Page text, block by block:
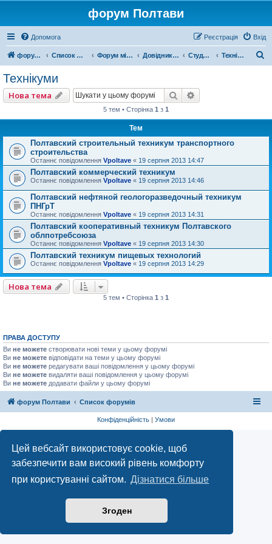
Цей вебсайт використовує cookie, щоб
забезпечити вам високий рівень комфорту
при користуванні сайтом. Дізнатися більше
Згоден
форум Полтави
Допомога Вхід
Реєстрація
форум Полтави Список форумів Форум міста Полтава Довідник Полтави Студентський форум Технікуми
Технікуми
Нова тема Пошук
5 тем • Сторінка 1 з 1
Тем
Полтавский строительный техникум транспортного
строительства
Останнє повідомлення Vpoltave « 19 серпня 2013 14:47
Полтавский коммерческий техникум
Останнє повідомлення Vpoltave « 19 серпня 2013 14:46
Полтавский нефтяной геологоразведочный техникум
ПНГрТ
Останнє повідомлення Vpoltave « 19 серпня 2013 14:31
Полтавский кооперативный техникум Полтавского
облпотребсоюза
Останнє повідомлення Vpoltave « 19 серпня 2013 14:30
Полтавский техникум пищевых технологий
Останнє повідомлення Vpoltave « 19 серпня 2013 14:29
Нова тема
5 тем • Сторінка 1 з 1
ПРАВА ДОСТУПУ
Ви не можете створювати нові теми у цьому форумі
Ви не можете відповідати на теми у цьому форумі
Ви не можете редагувати ваші повідомлення у цьому форумі
Ви не можете видаляти ваші повідомлення у цьому форумі
Ви не можете додавати файли у цьому форумі
форум Полтави Список форумів
Конфіденційність | Умови